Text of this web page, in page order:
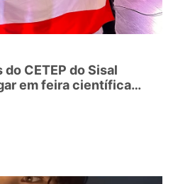
CETEP do Sisal
em feira científica